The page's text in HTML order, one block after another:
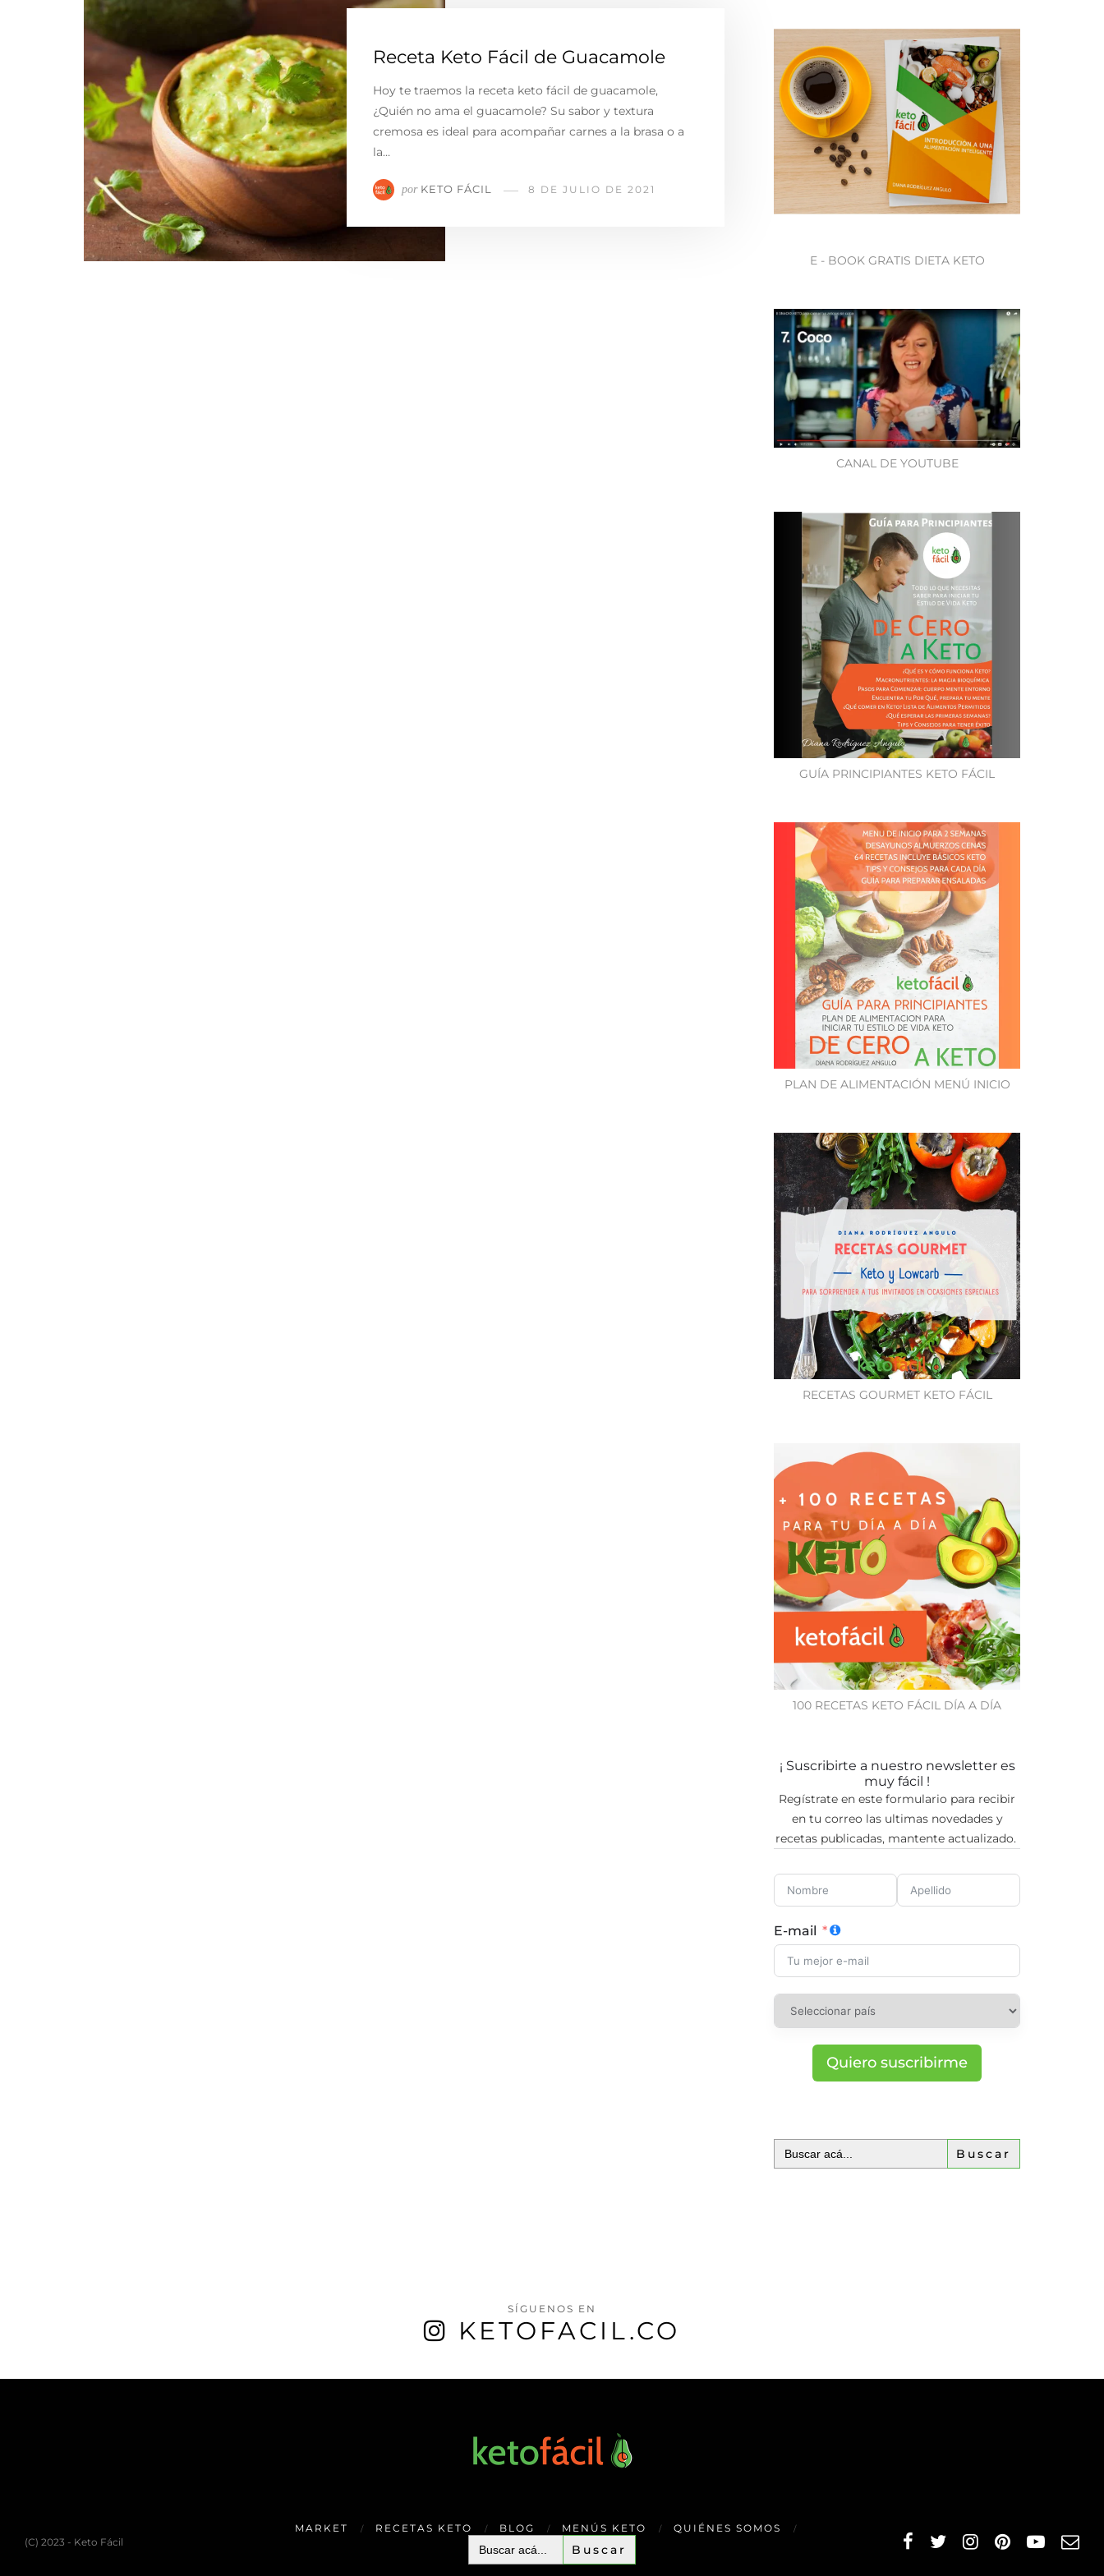
Receta Keto Fácil de Guacamole
Hoy te traemos la receta keto fácil de guacamole,
¿Quién no ama el guacamole? Su sabor y textura
cremosa es ideal para acompañar carnes a la brasa o a
la…
por KETO FÁCIL 8 DE JULIO DE 2021
E - BOOK GRATIS DIETA KETO
CANAL DE YOUTUBE
GUÍA PRINCIPIANTES KETO FÁCIL
PLAN DE ALIMENTACIÓN MENÚ INICIO
RECETAS GOURMET KETO FÁCIL
100 RECETAS KETO FÁCIL DÍA A DÍA
¡ Suscribirte a nuestro newsletter es
muy fácil !
Regístrate en este formulario para recibir
en tu correo las ultimas novedades y
recetas publicadas, mantente actualizado.
E-mail
Quiero suscribirme
Buscar:
SÍGUENOS EN
KETOFACIL.CO
(C) 2023 - Keto Fácil
MARKET RECETAS KETO BLOG MENÚS KETO QUIÉNES SOMOS
Buscar: